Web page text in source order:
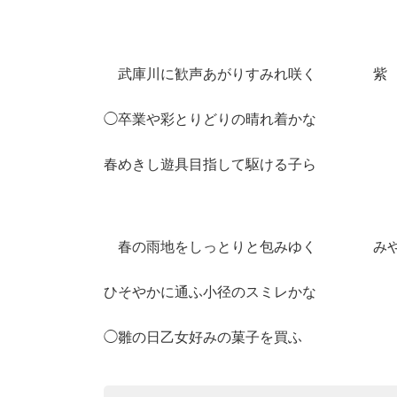
武庫川に歓声あがりすみれ咲く 紫
◯卒業や彩とりどりの晴れ着かな
春めきし遊具目指して駆ける子ら
春の雨地をしっとりと包みゆく み
ひそやかに通ふ小径のスミレかな
◯雛の日乙女好みの菓子を買ふ